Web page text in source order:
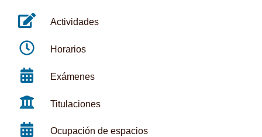
Actividades
Horarios
Exámenes
Titulaciones
Ocupación de espacios